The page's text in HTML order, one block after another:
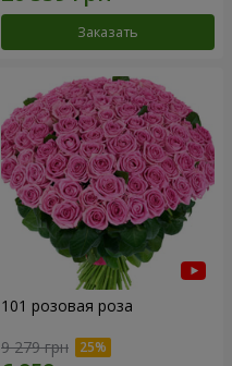
Заказать
101 розовая роза
9 279 грн